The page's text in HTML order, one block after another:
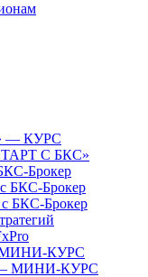
— КУРС
С БКС»
Брокер
БКС-Брокер
БКС-Брокер
МИНИ-КУРС
— МИНИ-КУРС